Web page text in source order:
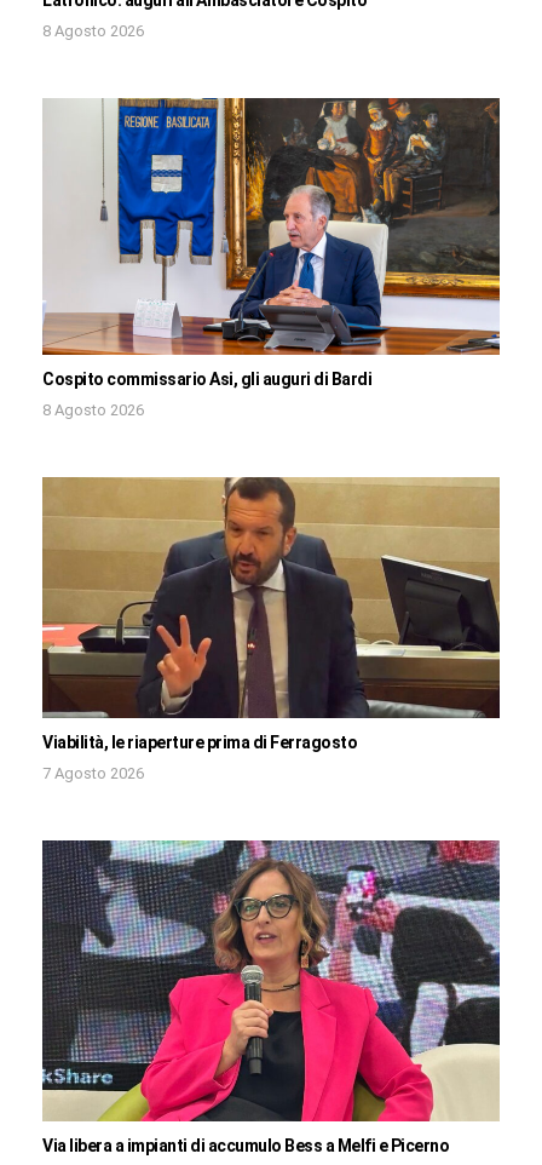
8 Agosto 2026
Cospito commissario Asi, gli auguri di Bardi
8 Agosto 2026
Viabilità, le riaperture prima di Ferragosto
7 Agosto 2026
Via libera a impianti di accumulo Bess a Melfi e Picerno